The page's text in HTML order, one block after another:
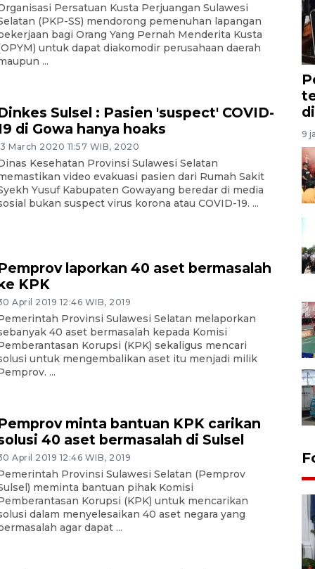
Persatuan Kusta Perjuangan Sulawesi
(PKP-SS) mendorong pemenuhan lapangan
bagi Orang Yang Pernah Menderita Kusta
untuk dapat diakomodir perusahaan daerah
...
Sulsel : Pasien 'suspect' COVID-
di Gowa hanya hoaks
March 2020 11:57 WIB, 2020
Kesehatan Provinsi Sulawesi Selatan
video evakuasi pasien dari Rumah Sakit
Yusuf Kabupaten Gowayang beredar di media
bukan suspect virus korona atau COVID-19. ...
laporkan 40 aset bermasalah
KPK
April 2019 12:46 WIB, 2019
Provinsi Sulawesi Selatan melaporkan
40 aset bermasalah kepada Komisi
Korupsi (KPK) sekaligus mencari
untuk mengembalikan aset itu menjadi milik
...
minta bantuan KPK carikan
40 aset bermasalah di Sulsel
April 2019 12:46 WIB, 2019
Provinsi Sulawesi Selatan (Pemprov
meminta bantuan pihak Komisi
Korupsi (KPK) untuk mencarikan
dalam menyelesaikan 40 aset negara yang
agar dapat ...
9